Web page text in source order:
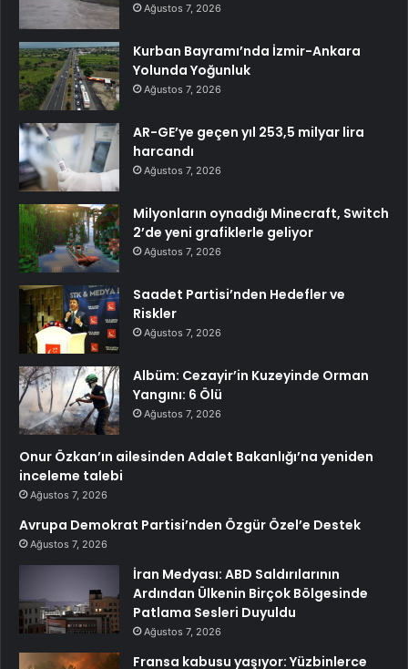
Ağustos 7, 2026
Kurban Bayramı’nda İzmir-Ankara
Yolunda Yoğunluk
Ağustos 7, 2026
AR-GE’ye geçen yıl 253,5 milyar lira
harcandı
Ağustos 7, 2026
Milyonların oynadığı Minecraft, Switch
2’de yeni grafiklerle geliyor
Ağustos 7, 2026
Saadet Partisi’nden Hedefler ve
Riskler
Ağustos 7, 2026
Albüm: Cezayir’in Kuzeyinde Orman
Yangını: 6 Ölü
Ağustos 7, 2026
Onur Özkan’ın ailesinden Adalet Bakanlığı’na yeniden
inceleme talebi
Ağustos 7, 2026
Avrupa Demokrat Partisi’nden Özgür Özel’e Destek
Ağustos 7, 2026
İran Medyası: ABD Saldırılarının
Ardından Ülkenin Birçok Bölgesinde
Patlama Sesleri Duyuldu
Ağustos 7, 2026
Fransa kabusu yaşıyor: Yüzbinlerce